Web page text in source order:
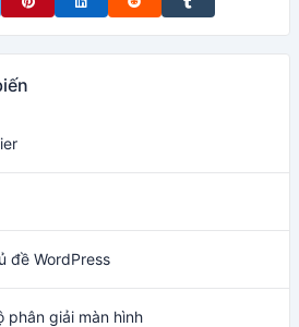
on Twitter
Share on Pinterest
Share on LinkedIn
Share on RedditShare on Tumblr
đề WordPress
phân giải màn hình